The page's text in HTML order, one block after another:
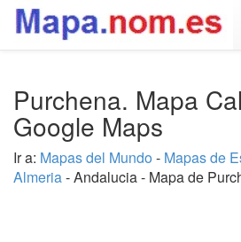
Purchena. Mapa
Google Maps
Ir a: Mapas del Mundo - Mapas de
Almeria- Andalucia - Mapa de